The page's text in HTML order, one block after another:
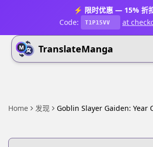
⚡ 限时优惠 — 15% 折
Code:
T1P15VV at
TranslateManga
Home 发现 Goblin Slayer Gaiden: Year